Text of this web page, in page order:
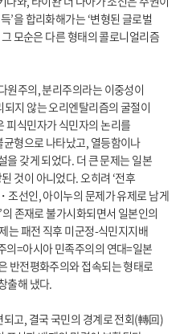
’을 합리화해가는 ‘변형된 글로벌
모순은 다른 형태의 콜로니얼리즘
원주의, 분리주의라는 이중성이
지 않는 오리엔탈리즘의 굴절이
피식민자가 식민자의 논리를
형으로 나타났고, 열등함이나
을 갖게 되었다. 더 큰 문제는 일본
것이 아니었다. 오히려 ‘전후
조선인, 아이누의 문제가 유제로 남게
존재로 불가시화되면서 일본인의
는 패전 직후 미군정-식민지지배
의=아시아 민족주의의 연대=일본
반전평화주의와 접속되는 형태로
출해 냈다.
고, 결국 국민의 경계로 전회(轉回)